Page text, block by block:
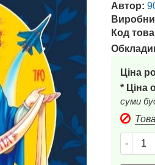
Автор:
Код
Ціна
* Ціна
суми
-